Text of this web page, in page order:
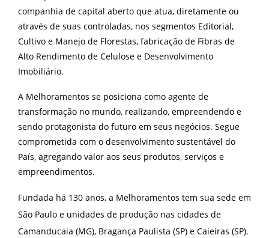
companhia de capital aberto que atua, diretamente ou
através de suas controladas, nos segmentos Editorial,
Cultivo e Manejo de Florestas, fabricação de Fibras de
Alto Rendimento de Celulose e Desenvolvimento
Imobiliário.
A Melhoramentos se posiciona como agente de
transformação no mundo, realizando, empreendendo e
sendo protagonista do futuro em seus negócios. Segue
comprometida com o desenvolvimento sustentável do
País, agregando valor aos seus produtos, serviços e
empreendimentos.
Fundada há 130 anos, a Melhoramentos tem sua sede em
São Paulo e unidades de produção nas cidades de
Camanducaia (MG), Bragança Paulista (SP) e Caieiras (SP).